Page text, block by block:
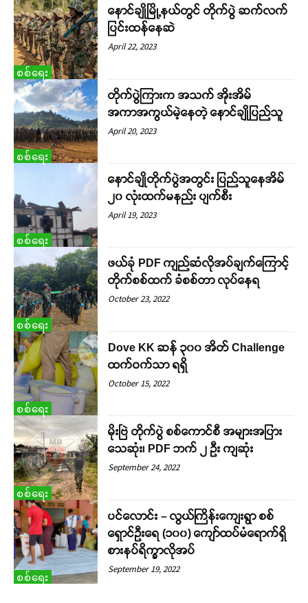
စစ်ရေး
နောင်ချိုမြို့နယ်တွင် တိုက်ပွဲ ဆက်လက်
ပြင်းထန်နေဆဲ
April 22, 2023
စစ်ရေး
တိုက်ပွဲကြားက အသက် အိုးအိမ်
အကာအကွယ်မဲ့နေတဲ့ နောင်ချိုပြည်သူ
April 20, 2023
စစ်ရေး
နောင်ချိုတိုက်ပွဲအတွင်း ပြည်သူနေအိမ်
၂၀ လုံးထက်မနည်း ပျက်စီး
April 19, 2023
စစ်ရေး
ဖယ်ခုံ PDF ကျည်ဆံလိုအပ်ချက်ကြောင့်
တိုက်စစ်ထက် ခံစစ်တာ လုပ်နေရ
October 23, 2022
စစ်ရေး
Dove KK ဆန် ၃၀၀ အိတ် Challenge
ထက်ဝက်သာ ရရှိ
October 15, 2022
စစ်ရေး
မိုးဗြဲ တိုက်ပွဲ စစ်ကောင်စီ အများအပြား
သေဆုံး၊ PDF ဘက် ၂ ဦး ကျဆုံး
September 24, 2022
စစ်ရေး
ပင်လောင်း – လွယ်ကြိန်းကျေးရွာ စစ်
ရှောင်ဦးရေ (၁၀၀) ကျော်ထပ်မံရောက်ရှိ
စားနပ်ရိက္ခာလိုအပ်
September 19, 2022